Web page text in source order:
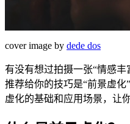
cover image by dede dos
有没有想过拍摄一张“情感丰
推荐给你的技巧是“前景虚
虚化的基础和应用场景，让